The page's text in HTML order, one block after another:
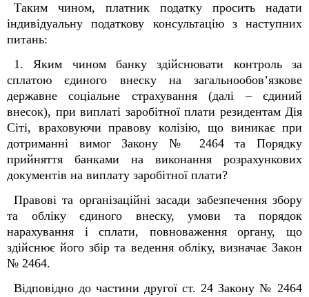
Таким чином, платник податку просить надати
індивідуальну податкову консультацію з наступних
питань:
1. Яким чином банку здійснювати контроль за
сплатою єдиного внеску на загальнообов’язкове
державне соціальне страхування (далі – єдиний
внесок), при виплаті заробітної плати резидентам Дія
Сіті, враховуючи правову колізію, що виникає при
дотриманні вимог Закону № 2464 та Порядку
прийняття банками на виконання розрахункових
документів на виплату заробітної плати?
Правові та організаційні засади забезпечення збору
та обліку єдиного внеску, умови та порядок
нарахування і сплати, повноваження органу, що
здійснює його збір та ведення обліку, визначає Закон
№ 2464.
Відповідно до частини другої ст. 24 Закону № 2464